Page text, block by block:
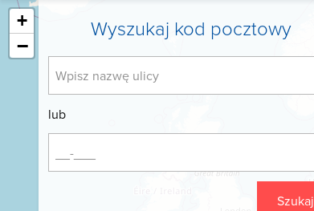
Wyszukaj kod pocztowy
lub
Szukaj
+
−